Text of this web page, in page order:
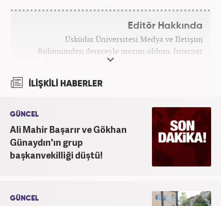
Editör Hakkında
Üsküdar Üniversitesi Medya ve İletişim
Bölümünden dereceyle mezun oldum. İnternet
Haberciliğine ilk olarak üniversite sıralarında
Kurduğum sitede 1 yıl kadar sağlık, spor ve kültür
yazıları yazdım. 2022 yılından bu yana Haber7
bünyesinde başlıca gündem, siyaset, dünya,
ekonomi kategorileri olmak üzere çok sayıda haber,
grafik ve video hazırladım. Kariyerime Haber7'de
gündem editörü olarak devam etmekteyim.
İLİŞKİLİ HABERLER
GÜNCEL
Ali Mahir Başarır ve Gökhan
Günaydın'ın grup
başkanvekilliği düştü!
GÜNCEL